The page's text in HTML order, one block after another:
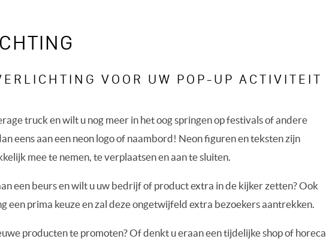
VOOR UW POP-UP ACTIVITEIT
truck en wilt u nog meer in het oog springen op festivals of andere
eens aan een neon logo of naambord! Neon figuren en teksten zijn
mee te nemen, te verplaatsen en aan te sluiten.
een beurs en wilt u uw bedrijf of product extra in de kijker zetten? Ook
een prima keuze en zal deze ongetwijfeld extra bezoekers aantrekken.
producten te promoten? Of denkt u eraan een tijdelijke shop of horeca